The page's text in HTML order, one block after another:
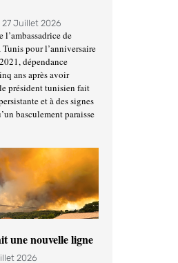
27 Juillet 2026
de
pour l’anniversaire
dépendance
ans après avoir
président tunisien fait
et à des signes
basculement paraisse
une nouvelle ligne
2026